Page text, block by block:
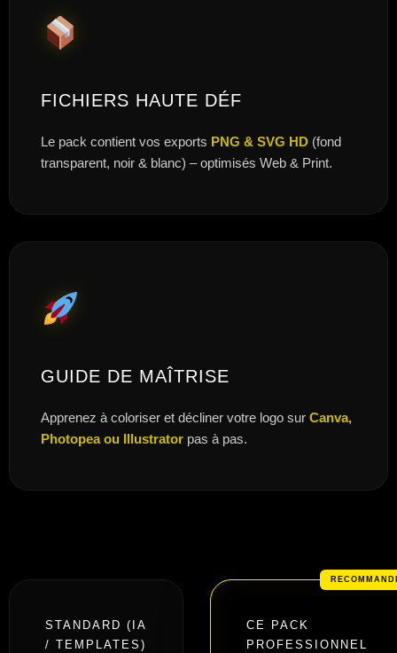
FICHIERS HAUTE DÉF
Le pack contient vos exports PNG & SVG HD (fond
transparent, noir & blanc) – optimisés Web & Print.
GUIDE DE MAÎTRISE
Apprenez à coloriser et décliner votre logo sur Canva,
Photopea ou Illustrator pas à pas.
STANDARD (IA
/ TEMPLATES)
CE PACK
PROFESSIONNEL